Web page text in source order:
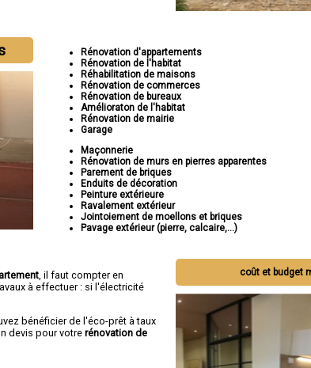
Rénovation d'appartements
Rénovation de l'habitat
Réhabilitation de maisons
Rénovation de commerces
Rénovation de bureaux
Amélioraton de l'habitat
Rénovation de mairie
Garage
Maçonnerie
Rénovation de murs en pierres apparentes
Parement de briques
Enduits de décoration
Peinture extérieure
Ravalement extérieur
Jointoiement de moellons et briques
Pavage extérieur (pierre, calcaire,...)
coût et budget
, il faut compter en
à effectuer : si l'électricité
bénéficier de l'éco-prêt à taux
devis pour votre rénovation de